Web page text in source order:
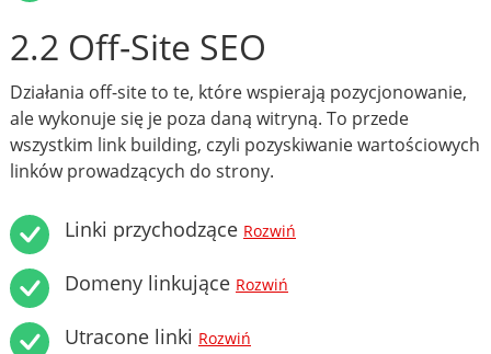
2.2 Off-Site SEO
Działania off-site to te, które wspierają pozycjonowanie,
ale wykonuje się je poza daną witryną. To przede
wszystkim link building, czyli pozyskiwanie wartościowych
linków prowadzących do strony.
Linki przychodzące Rozwiń
Domeny linkujące Rozwiń
Utracone linki Rozwiń